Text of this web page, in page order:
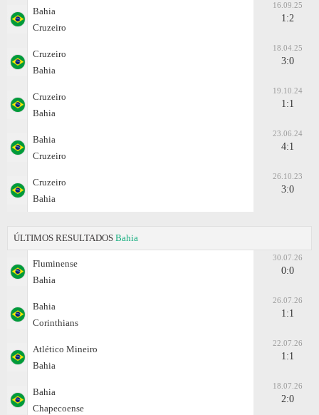
Bahia
Cruzeiro
16.09.25
1:2
Cruzeiro
Bahia
18.04.25
3:0
Cruzeiro
Bahia
19.10.24
1:1
Bahia
Cruzeiro
23.06.24
4:1
Cruzeiro
Bahia
26.10.23
3:0
ÚLTIMOS RESULTADOS Bahia
Fluminense
Bahia
30.07.26
0:0
Bahia
Corinthians
26.07.26
1:1
Atlético Mineiro
Bahia
22.07.26
1:1
Bahia
Chapecoense
18.07.26
2:0